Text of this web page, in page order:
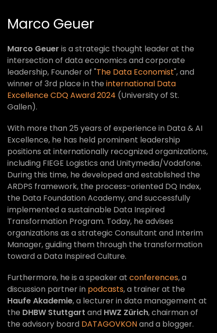
Marco Geuer
Marco Geuer is a strategic thought leader at the
intersection of data economics and corporate
leadership, Founder of "The Data Economist", and
winner of 3rd place in the international Data
Excellence CDQ Award 2024 (University of St.
Gallen).
With more than 25 years of experience in Data & AI
Excellence, he has held prominent leadership
positions at internationally recognized organizations,
including FIEGE Logistics and Unitymedia/Vodafone.
During this time, he developed and established the
ARDPS framework, the process-oriented DQ Index,
the Data Foundation Academy, and successfully
implemented a sustainable Data Inspired
Transformation Program. Today, he advises
organizations as a strategic Consultant and Interim
Manager, guiding them through the transformation
toward a Data Inspired Culture.
Furthermore, he is a speaker at conferences, a
discussion partner in podcasts, a trainer at the
Haufe Akademie, a lecturer in data management at
the DHBW Stuttgart and HWZ Zürich, chairman of
the advisory board DATAGOVKONand a blogger.